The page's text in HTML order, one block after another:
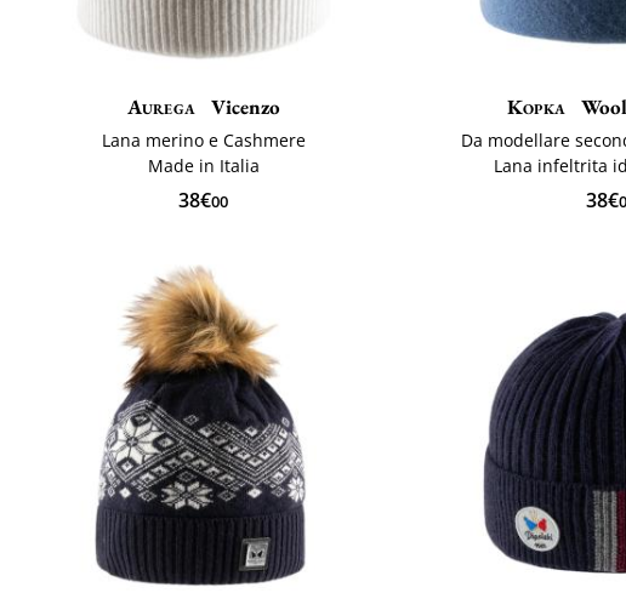
Aurega Vicenzo
Lana merino e Cashmere
Made in Italia
38€00
Kopka
Da modellare
Lana infeltrita
38€